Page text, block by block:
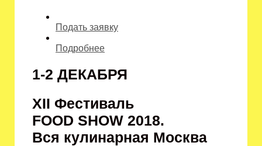
Подать заявку
Подробнее
1-2 ДЕКАБРЯ
XII Фестиваль
FOOD SHOW 2018.
Вся кулинарная Москва